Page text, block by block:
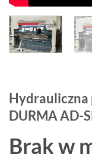
Hydrauliczna
DURMA AD-
Brak w